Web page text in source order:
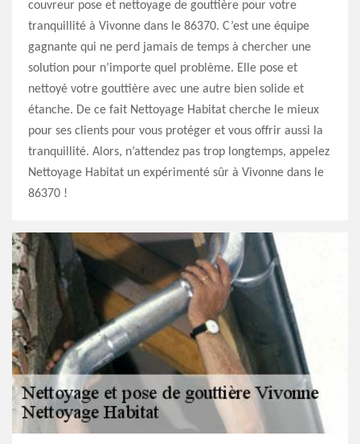
couvreur pose et nettoyage de gouttière pour votre
tranquillité à Vivonne dans le 86370. C’est une équipe
gagnante qui ne perd jamais de temps à chercher une
solution pour n’importe quel problème. Elle pose et
nettoyé votre gouttière avec une autre bien solide et
étanche. De ce fait Nettoyage Habitat cherche le mieux
pour ses clients pour vous protéger et vous offrir aussi la
tranquillité. Alors, n’attendez pas trop longtemps, appelez
Nettoyage Habitat un expérimenté sûr à Vivonne dans le
86370 !